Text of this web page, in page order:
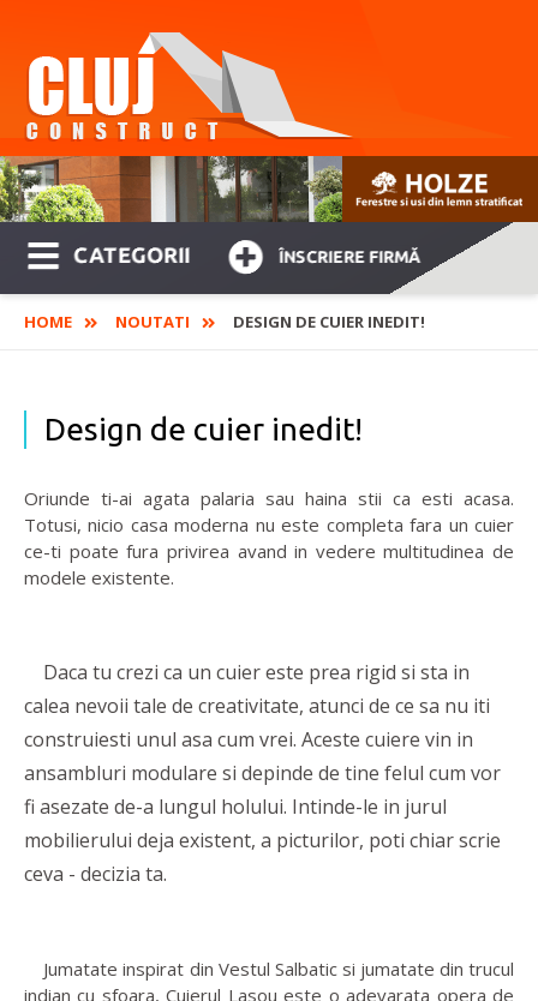
CATEGORII ÎNSCRIERE FIRMĂ
HOME NOUTATI DESIGN DE CUIER INEDIT!
Design de cuier inedit!
Oriunde ti-ai agata palaria sau haina stii ca esti acasa.
Totusi, nicio casa moderna nu este completa fara un cuier
ce-ti poate fura privirea avand in vedere multitudinea de
modele existente.
Daca tu crezi ca un cuier este prea rigid si sta in
calea nevoii tale de creativitate, atunci de ce sa nu iti
construiesti unul asa cum vrei. Aceste cuiere vin in
ansambluri modulare si depinde de tine felul cum vor
fi asezate de-a lungul holului. Intinde-le in jurul
mobilierului deja existent, a picturilor, poti chiar scrie
ceva - decizia ta.
Jumatate inspirat din Vestul Salbatic si jumatate din trucul
indian cu sfoara, Cuierul Lasou este o adevarata opera de